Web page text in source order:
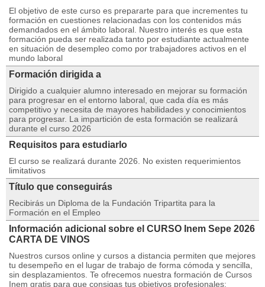
El objetivo de este curso es prepararte para que incrementes tu
formación en cuestiones relacionadas con los contenidos más
demandados en el ámbito laboral. Nuestro interés es que esta
formación pueda ser realizada tanto por estudiante actualmente
en situación de desempleo como por trabajadores activos en el
mundo laboral
Formación dirigida a
Dirigido a cualquier alumno interesado en mejorar su formación
para progresar en el entorno laboral, que cada día es más
competitivo y necesita de mayores habilidades y conocimientos
para progresar. La impartición de esta formación se realizará
durante el curso 2026
Requisitos para estudiarlo
El curso se realizará durante 2026. No existen requerimientos
limitativos
Título que conseguirás
Recibirás un Diploma de la Fundación Tripartita para la
Formación en el Empleo
Información adicional sobre el CURSO Inem Sepe 2026
CARTA DE VINOS
Nuestros cursos online y cursos a distancia permiten que mejores
tu desempeño en el lugar de trabajo de forma cómoda y sencilla,
sin desplazamientos. Te ofrecemos nuestra formación de Cursos
Inem gratis para que consigas tus objetivos profesionales: